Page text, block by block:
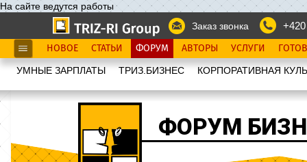
На сайте ведутся работы
Заказ звонка
НОВОЕ СТАТЬИ ФОРУМ АВТОРЫ УСЛУГИ
УМНЫЕ ЗАРПЛАТЫ ТРИЗ.БИЗНЕС КОРПОРАТИВНАЯ
ФОРУМ